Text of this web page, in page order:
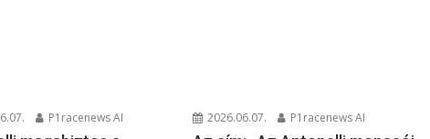
P1racenews AI 2026.06.07. P1racenews AI